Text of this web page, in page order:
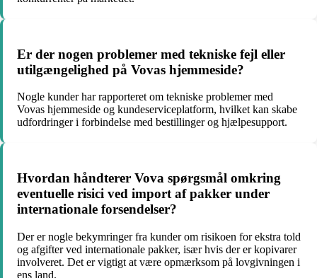
Er der nogen problemer med tekniske fejl eller
utilgængelighed på Vovas hjemmeside?
Nogle kunder har rapporteret om tekniske problemer med
Vovas hjemmeside og kundeserviceplatform, hvilket kan skabe
udfordringer i forbindelse med bestillinger og hjælpesupport.
Hvordan håndterer Vova spørgsmål omkring
eventuelle risici ved import af pakker under
internationale forsendelser?
Der er nogle bekymringer fra kunder om risikoen for ekstra told
og afgifter ved internationale pakker, især hvis der er kopivarer
involveret. Det er vigtigt at være opmærksom på lovgivningen i
ens land.